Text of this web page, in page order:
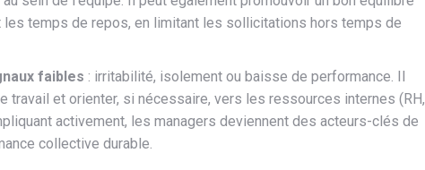
temps de repos, en limitant les sollicitations hors temps de
faibles : irritabilité, isolement ou baisse de performance. Il
travail et orienter, si nécessaire, vers les ressources internes (RH,
activement, les managers deviennent des acteurs-clés de
collective durable.